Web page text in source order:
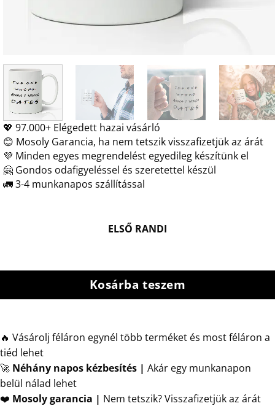
💖 97.000+ Elégedett hazai vásárló
😊 Mosoly Garancia, ha nem tetszik visszafizetjük az árát
💜 Minden egyes megrendelést egyedileg készítünk el
🤗 Gondos odafigyeléssel és szeretettel készül
🚛 3-4 munkanapos szállítással
ELSŐ RANDI
Kosárba teszem
🔥 Vásárolj féláron egynél több terméket és most féláron a
tiéd lehet
🚀 Néhány napos kézbesítés | Akár egy munkanapon
belül nálad lehet
❤️ Mosoly garancia | Nem tetszik? Visszafizetjük az árát